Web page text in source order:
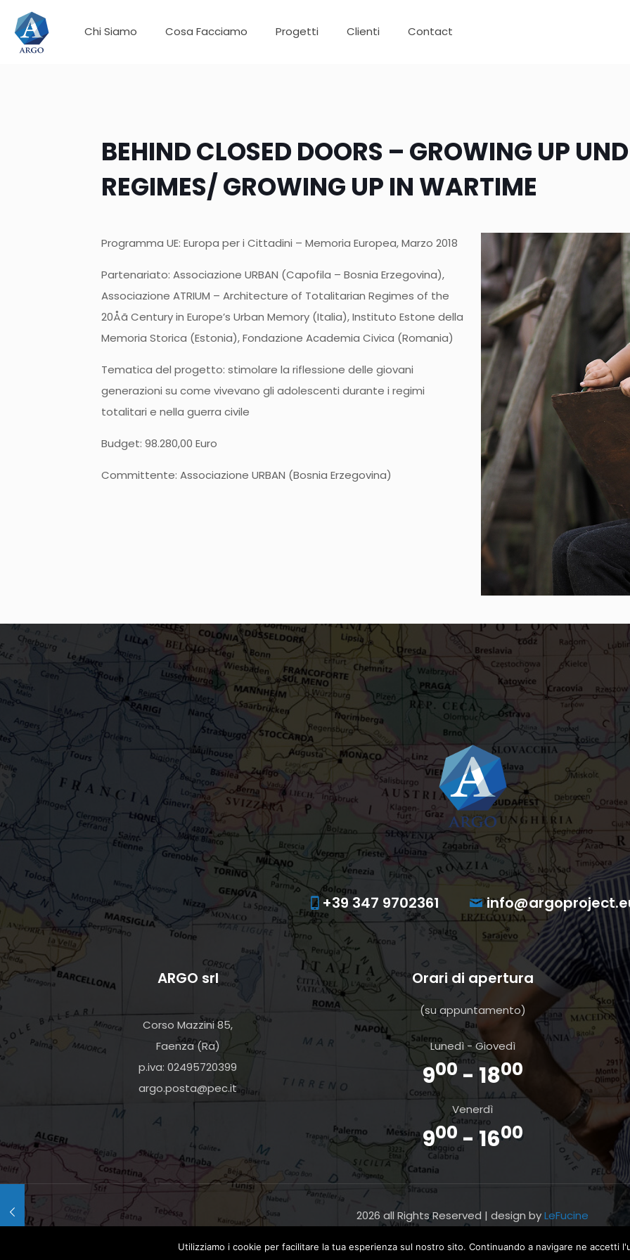
Chi Siamo Cosa Facciamo Progetti Clienti Contact
BEHIND CLOSED DOORS – GROWING UP
REGIMES/ GROWING UP IN WARTIME
Programma UE: Europa per i Cittadini – Memoria Europea, Marzo 2018
Partenariato: Associazione URBAN (Capofila – Bosnia Erzegovina),
Associazione ATRIUM – Architecture of Totalitarian Regimes of the
20Åã Century in Europe’s Urban Memory (Italia), Instituto Estone della
Memoria Storica (Estonia), Fondazione Academia Civica (Romania)
Tematica del progetto: stimolare la riflessione delle giovani
generazioni su come vivevano gli adolescenti durante i regimi
totalitari e nella guerra civile
Budget: 98.280,00 Euro
Committente: Associazione URBAN (Bosnia Erzegovina)
+39 347 9702361
ARGO srl
Corso Mazzini 85,
Faenza (Ra)
p.iva: 02495720399
argo.posta@pec.it
Orari di apertura
(su appuntamento)
Lunedì - Giovedì
900 - 1800
Venerdì
900 - 1600
2026 all Rights Reserved | design byLeFucine
Utilizziamo i cookie per facilitare la tua esperienza sul nostro sito. Continuando a navigare ne accetti